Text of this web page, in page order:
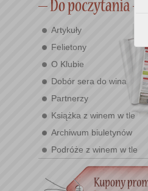
Artykuły
Felietony
O Klubie
Dobór sera do wina
Partnerzy
Książka z winem w tle
Archiwum biuletynów
Podróże z winem w tle